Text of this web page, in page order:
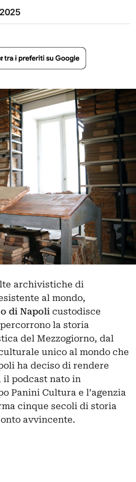
archivistiche di
al mondo,
di Napoli custodisce
la storia
del Mezzogiorno, dal
unico al mondo che
ha deciso di rendere
il podcast nato in
Panini Cultura e l’agenzia
cinque secoli di storia
avvincente.